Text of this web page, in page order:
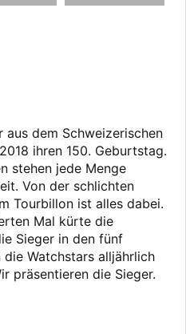
aus dem Schweizerischen
ihren 150. Geburtstag.
stehen jede Menge
Von der schlichten
Tourbillon ist alles dabei.
Mal kürte die
Sieger in den fünf
die Watchstars alljährlich
präsentieren die Sieger.